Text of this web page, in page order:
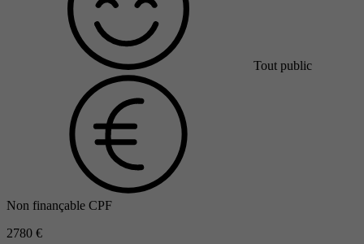
Tout public
Non finançable CPF
2780 €